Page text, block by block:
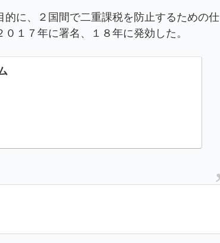
に、２国間で二重課税を防止するための仕
１７年に署名、１８年に発効した。